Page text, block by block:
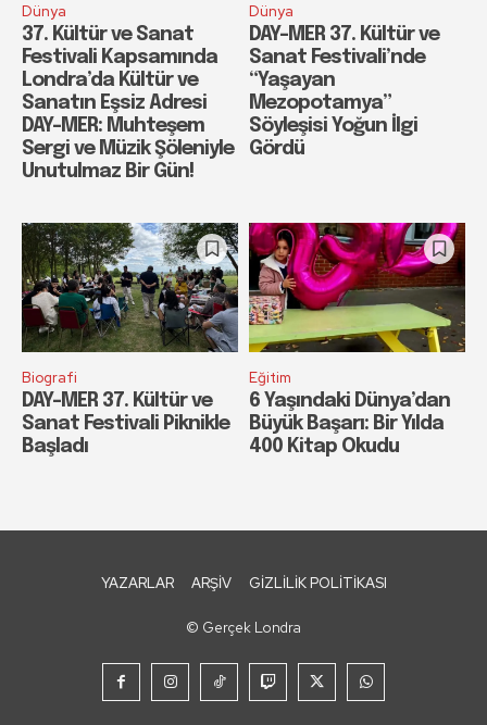
Dünya
37. Kültür ve Sanat
Festivali Kapsamında
Londra’da Kültür ve
Sanatın Eşsiz Adresi
DAY-MER: Muhteşem
Sergi ve Müzik Şöleniyle
Unutulmaz Bir Gün!
Dünya
DAY-MER 37. Kültür ve
Sanat Festivali’nde
“Yaşayan
Mezopotamya”
Söyleşisi Yoğun İlgi
Gördü
Biografi
DAY-MER 37. Kültür ve
Sanat Festivali Piknikle
Başladı
Eğitim
6 Yaşındaki Dünya’dan
Büyük Başarı: Bir Yılda
400 Kitap Okudu
YAZARLAR ARŞIV GIZLILIK POLITIKASI
© Gerçek Londra